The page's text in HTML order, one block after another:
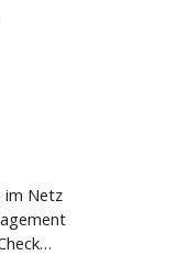
im Netz